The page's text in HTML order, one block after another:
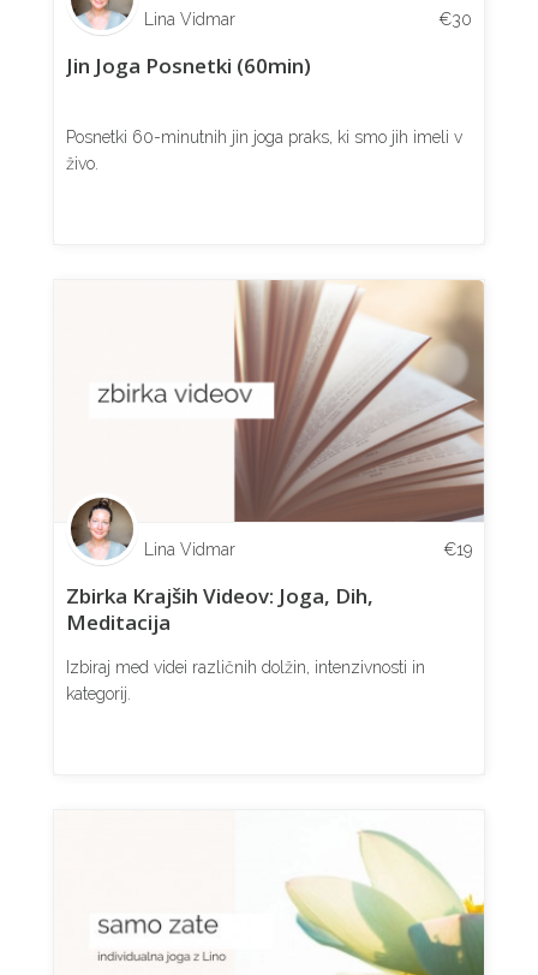
Lina Vidmar €30
Jin Joga Posnetki (60min)
Posnetki 60-minutnih jin joga praks, ki smo jih imeli v
živo.
Lina Vidmar €19
Zbirka Krajših Videov: Joga, Dih,
Meditacija
Izbiraj med videi različnih dolžin, intenzivnosti in
kategorij.